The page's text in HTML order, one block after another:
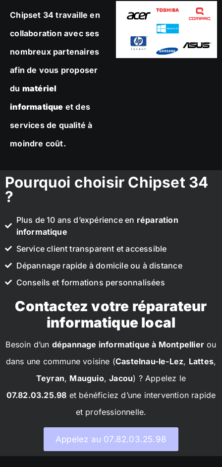
Chipset 34 travaille en
collaboration avec ses
nombreux partenaires
afin de vous proposer
du matériel
informatique et des
services de qualité à
moindre coût.
Pourquoi choisir Chipset 34
?
Plus de 10 ans d’expérience en réparation
informatique
Service client transparent et accessible
Dépannage rapide à domicile ou à distance
Conseils et formations personnalisées
Contactez votre réparateur
informatique local
Besoin d’un dépannage informatique à Montpellier ou
dans une commune voisine (Castelnau-le-Lez, Lattes,
Teyran, Mauguio,Jacou) ? Appelez le
07.82.03.25.98 et bénéficiez d’une intervention rapide
et professionnelle.
Appelez au 07.82.03.25.98